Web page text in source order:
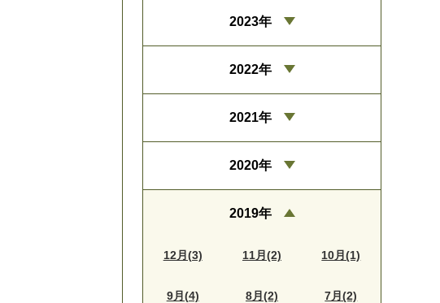
2023年
2022年
2021年
2020年
2019年
12月(3) 11月(2) 10月(1)
9月(4) 8月(2) 7月(2)